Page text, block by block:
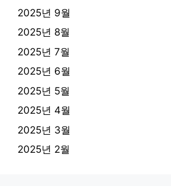
2025년 9월
2025년 8월
2025년 7월
2025년 6월
2025년 5월
2025년 4월
2025년 3월
2025년 2월